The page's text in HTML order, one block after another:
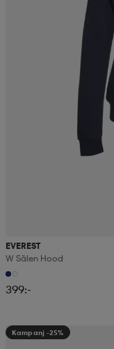
EVEREST
W Sälen Hood
399:-
Kampanj -25%